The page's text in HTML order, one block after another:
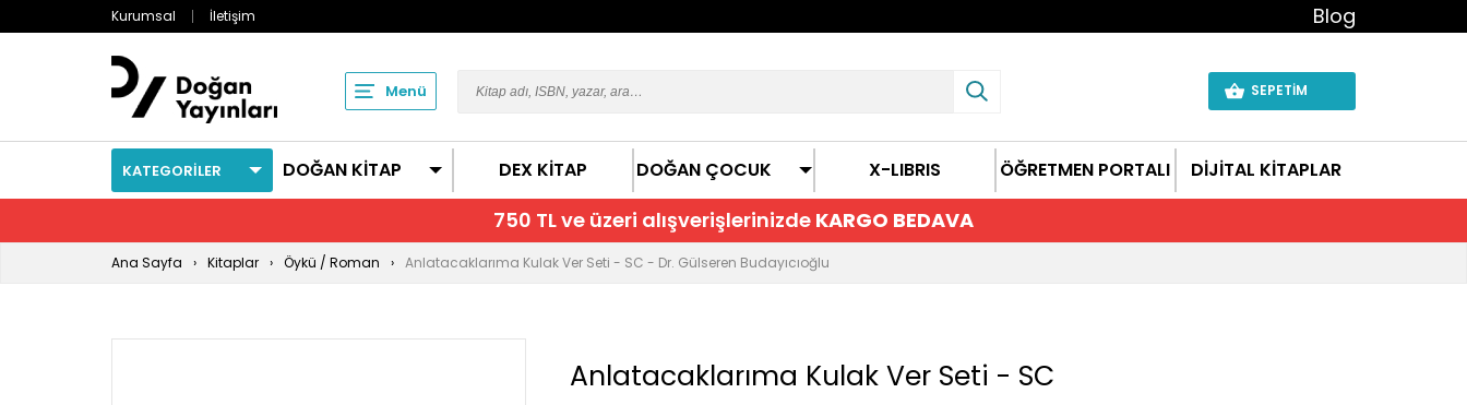
Kurumsal İletişim Blog
Menü SEPETİM
KATEGORİLER DOĞAN KİTAP DEX KİTAP DOĞAN ÇOCUK X-LIBRIS ÖĞRETMEN PORTALI DİJİTAL KİTAPLAR
750 TL ve üzeri alışverişlerinizde KARGO BEDAVA
Ana Sayfa Kitaplar Öykü / Roman Anlatacaklarıma Kulak Ver Seti - SC - Dr. Gülseren Budayıcıoğlu
Anlatacaklarıma Kulak Ver Seti - SC